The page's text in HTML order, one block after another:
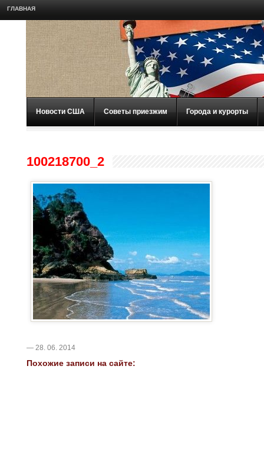
ГЛАВНАЯ
Новости США Советы приезжим Города и курорты
100218700_2
— 28. 06. 2014
Похожие записи на сайте: